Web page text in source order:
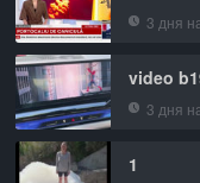
3 дня
video
3 дня
1